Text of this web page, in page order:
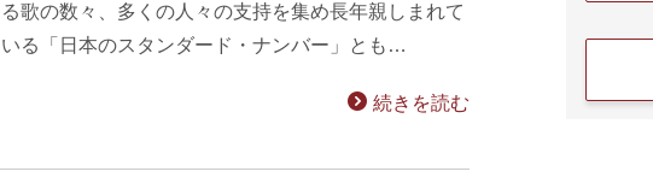
る歌の数々、多くの人々の支持を集め長年親しまれて
いる「日本のスタンダード・ナンバー」とも…
続きを読む